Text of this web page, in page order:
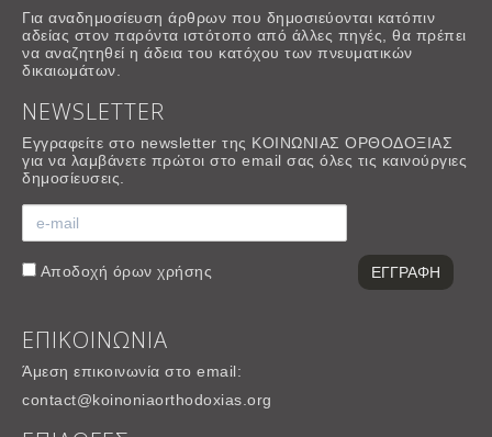
Για αναδημοσίευση άρθρων που δημοσιεύονται κατόπιν
αδείας στον παρόντα ιστότοπο από άλλες πηγές, θα πρέπει
να αναζητηθεί η άδεια του κατόχου των πνευματικών
δικαιωμάτων.
NEWSLETTER
Εγγραφείτε στο newsletter της ΚΟΙΝΩΝΙΑΣ ΟΡΘΟΔΟΞΙΑΣ
για να λαμβάνετε πρώτοι στο email σας όλες τις καινούργιες
δημοσίευσεις.
Αποδοχή όρων χρήσης
ΕΠΙΚΟΙΝΩΝΙΑ
Άμεση επικοινωνία στο email:
contact@koinoniaorthodoxias.org